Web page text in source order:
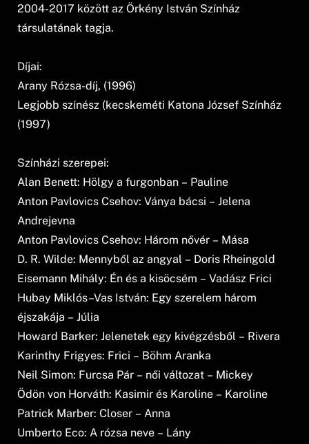
2004-2017 között az Örkény István Színház
társulatának tagja.
Díjai:
Arany Rózsa-díj, (1996)
Legjobb színész (kecskeméti Katona József Színház
(1997)
Színházi szerepei:
Alan Benett: Hölgy a furgonban – Pauline
Anton Pavlovics Csehov: Ványa bácsi – Jelena
Andrejevna
Anton Pavlovics Csehov: Három nővér – Mása
D. R. Wilde: Mennyből az angyal – Doris Rheingold
Eisemann Mihály: Én és a kisöcsém – Vadász Frici
Hubay Miklós–Vas István: Egy szerelem három
éjszakája – Júlia
Howard Barker: Jelenetek egy kivégzésből – Rivera
Karinthy Frigyes: Frici – Böhm Aranka
Neil Simon: Furcsa Pár – női változat – Mickey
Ödön von Horváth: Kasimir és Karoline – Karoline
Patrick Marber: Closer – Anna
Umberto Eco: A rózsa neve – Lány